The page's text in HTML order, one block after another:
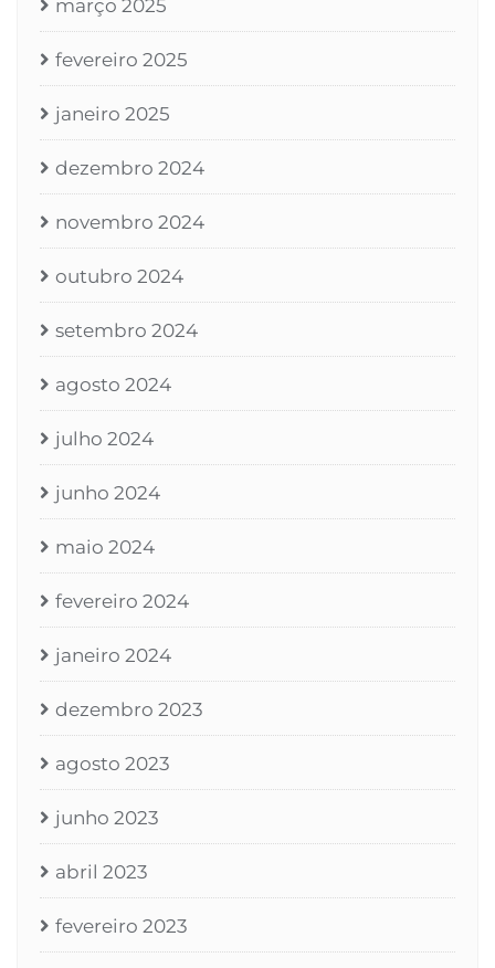
março 2025
fevereiro 2025
janeiro 2025
dezembro 2024
novembro 2024
outubro 2024
setembro 2024
agosto 2024
julho 2024
junho 2024
maio 2024
fevereiro 2024
janeiro 2024
dezembro 2023
agosto 2023
junho 2023
abril 2023
fevereiro 2023